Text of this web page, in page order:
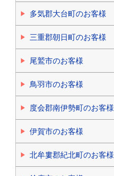
多気郡大台町のお客様
三重郡朝日町のお客様
尾鷲市のお客様
鳥羽市のお客様
度会郡南伊勢町のお客様
伊賀市のお客様
北牟婁郡紀北町のお客様